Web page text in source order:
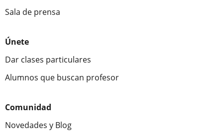
Sala de prensa
Únete
Dar clases particulares
Alumnos que buscan profesor
Comunidad
Novedades y Blog